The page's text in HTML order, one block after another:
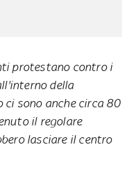
protestano contro i
della
sono anche circa 80
il regolare
lasciare il centro